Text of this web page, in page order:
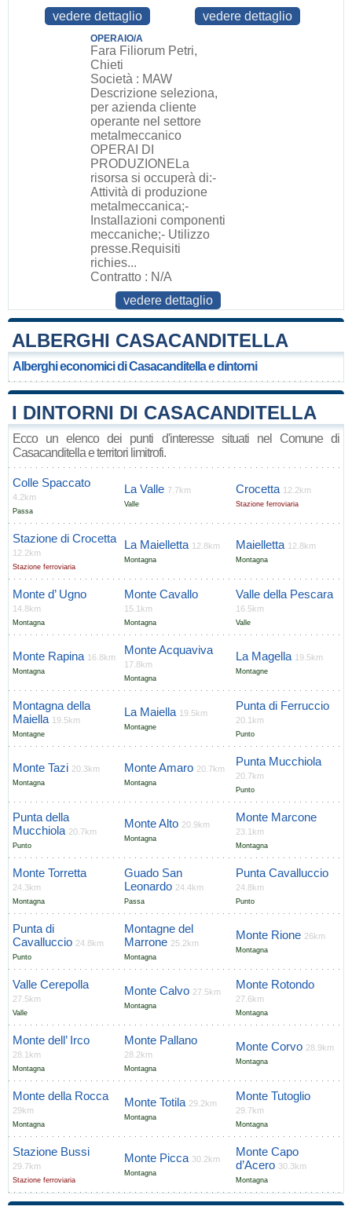
vedere dettaglio
vedere dettaglio
OPERAIO/A
Fara Filiorum Petri,
Chieti
Società : MAW
Descrizione seleziona,
per azienda cliente
operante nel settore
metalmeccanico
OPERAI DI
PRODUZIONELa
risorsa si occuperà di:-
Attività di produzione
metalmeccanica;-
Installazioni componenti
meccaniche;- Utilizzo
presse.Requisiti
richies...
Contratto : N/A
vedere dettaglio
ALBERGHI CASACANDITELLA
Alberghi economici di Casacanditella e dintorni
I DINTORNI DI CASACANDITELLA
Ecco un elenco dei punti d'interesse situati nel Comune di
Casacanditella e territori limitrofi.
Colle Spaccato
4.2km
Passa
La Valle 7.7km
Valle
Crocetta 12.2km
Stazione ferroviaria
Stazione di Crocetta
12.2km
Stazione ferroviaria
La Maielletta 12.8km
Montagna
Maielletta 12.8km
Montagna
Monte d’ Ugno
14.8km
Montagna
Monte Cavallo
15.1km
Montagna
Valle della Pescara
16.5km
Valle
Monte Rapina 16.8km
Montagna
Monte Acquaviva
17.8km
Montagna
La Magella 19.5km
Montagne
Montagna della
Maiella 19.5km
Montagne
La Maiella 19.5km
Montagne
Punta di Ferruccio
20.1km
Punto
Monte Tazi 20.3km
Montagna
Monte Amaro 20.7km
Montagna
Punta Mucchiola
20.7km
Punto
Punta della
Mucchiola 20.7km
Punto
Monte Alto 20.9km
Montagna
Monte Marcone
23.1km
Montagna
Monte Torretta
24.3km
Montagna
Guado San
Leonardo 24.4km
Passa
Punta Cavalluccio
24.8km
Punto
Punta di
Cavalluccio 24.8km
Punto
Montagne del
Marrone 25.2km
Montagna
Monte Rione 26km
Montagna
Valle Cerepolla
27.5km
Valle
Monte Calvo 27.5km
Montagna
Monte Rotondo
27.6km
Montagna
Monte dell’ Irco
28.1km
Montagna
Monte Pallano
28.2km
Montagna
Monte Corvo 28.9km
Montagna
Monte della Rocca
29km
Montagna
Monte Totila 29.2km
Montagna
Monte Tutoglio
29.7km
Montagna
Stazione Bussi
29.7km
Stazione ferroviaria
Monte Picca 30.2km
Montagna
Monte Capo
d’Acero 30.3km
Montagna